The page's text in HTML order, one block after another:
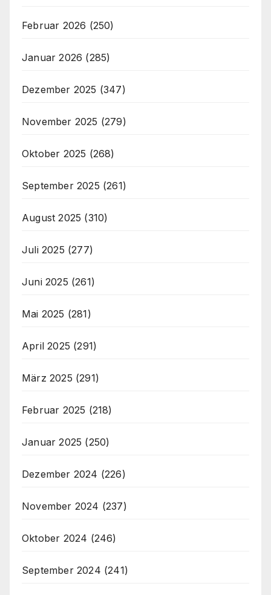
Februar 2026 (250)
Januar 2026 (285)
Dezember 2025 (347)
November 2025 (279)
Oktober 2025 (268)
September 2025 (261)
August 2025 (310)
Juli 2025 (277)
Juni 2025 (261)
Mai 2025 (281)
April 2025 (291)
März 2025 (291)
Februar 2025 (218)
Januar 2025 (250)
Dezember 2024 (226)
November 2024 (237)
Oktober 2024 (246)
September 2024 (241)